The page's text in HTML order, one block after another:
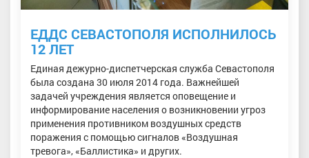
ЕДДС СЕВАСТОПОЛЯ ИСПОЛНИЛОСЬ
12 ЛЕТ
Единая дежурно-диспетчерская служба Севастополя
была создана 30 июля 2014 года. Важнейшей
задачей учреждения является оповещение и
информирование населения о возникновении угроз
применения противником воздушных средств
поражения с помощью сигналов «Воздушная
тревога», «Баллистика» и других.